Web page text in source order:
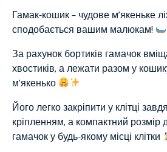
Гамак-кошик – чудове м’якеньке
сподобається вашим малюкам!
За рахунок бортиків гамачок
хвостиків, а лежати разом у
м’якенько
Його легко закріпити у клітці
кріпленням, а компактний розмір
гамачок у будь-якому місці клітки